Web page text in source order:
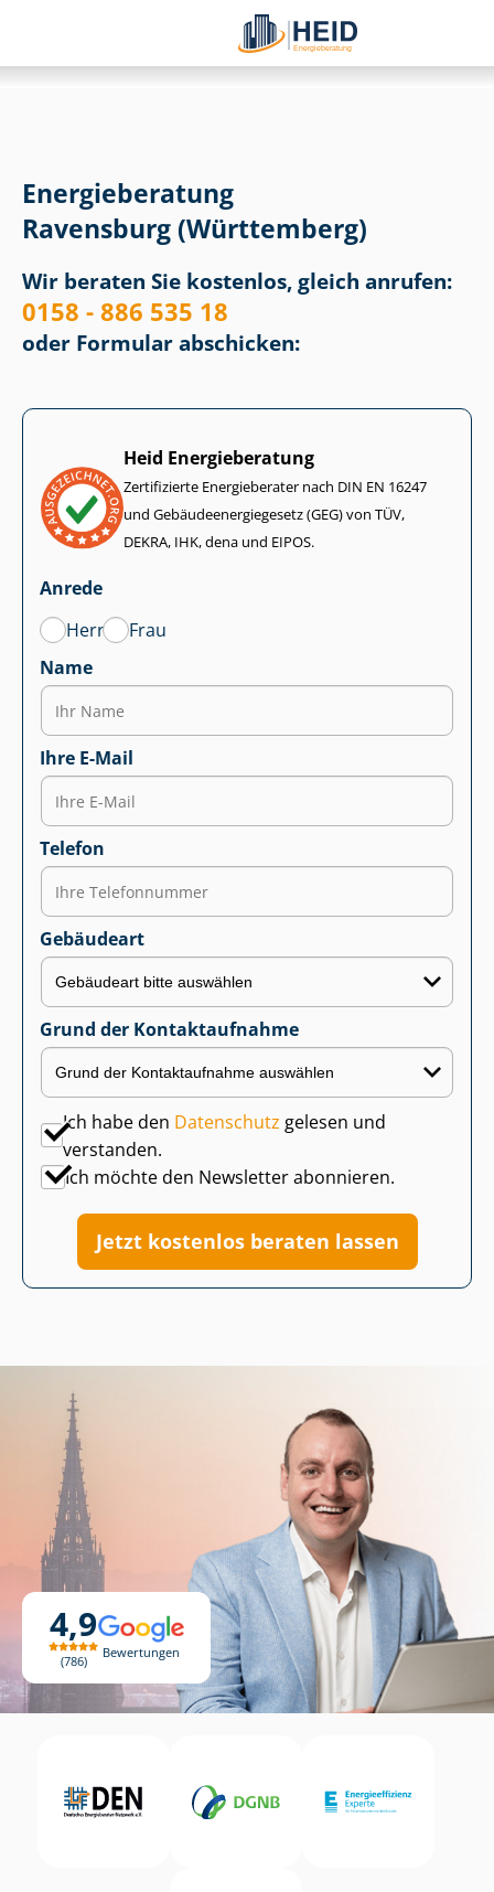
4,9
786
Bewertungen
Energieberatung
Ravensburg (Württemberg)
Wir beraten Sie kostenlos, gleich anrufen:
0158 - 886 535 18
oder Formular abschicken:
Heid Energieberatung
Zertifizierte Energieberater nach DIN EN 16247
und Ge­bäu­de­en­er­gie­ge­setz (GEG) von TÜV,
DEKRA, IHK, dena und EIPOS.
Anrede
Herr
Frau
Name
Ihre E-Mail
Telefon
Gebäudeart
Grund der Kontaktaufnahme
Ich habe den Datenschutz gelesen und
verstanden.
Ich möchte den Newsletter abonnieren.
Jetzt kostenlos beraten lassen